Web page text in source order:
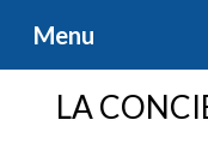
Menu
LA